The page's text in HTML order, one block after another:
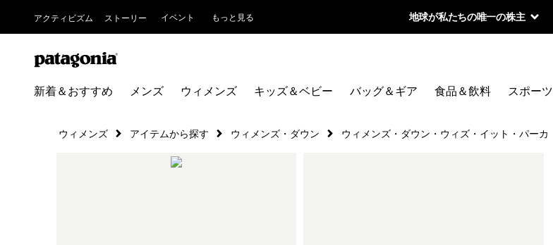
アクティビズム ストーリー イベント もっと見る 地球が私たちの唯一の株主
新着＆おすすめ メンズ ウィメンズ キッズ＆ベビー バッグ＆ギア 食品＆飲料 スポーツ
ウィメンズ アイテムから探す ウィメンズ・ダウン ウィメンズ・ダウン・ウィズ・イット・パーカ